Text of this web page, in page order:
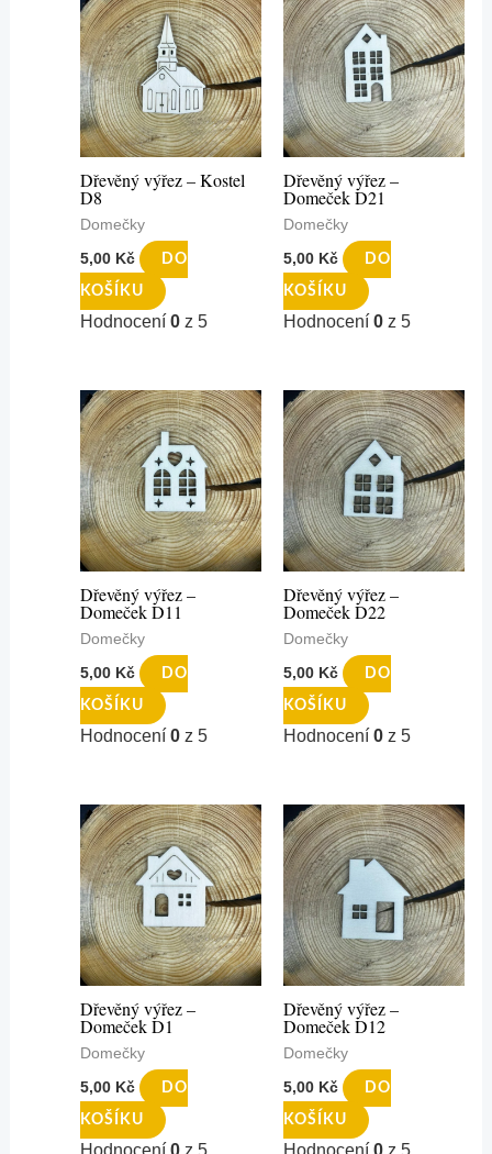
Dřevěný výřez – Kostel
D8
Domečky
5,00 Kč DO
KOŠÍKU
Hodnocení 0z 5
Dřevěný výřez –
Domeček D21
Domečky
5,00 Kč DO
KOŠÍKU
Hodnocení 0 z 5
Dřevěný výřez –
Domeček D11
Domečky
5,00 Kč DO
KOŠÍKU
Hodnocení 0z 5
Dřevěný výřez –
Domeček D22
Domečky
5,00 Kč DO
KOŠÍKU
Hodnocení 0 z 5
Dřevěný výřez –
Domeček D1
Domečky
5,00 Kč DO
KOŠÍKU
Hodnocení 0z 5
Dřevěný výřez –
Domeček D12
Domečky
5,00 Kč DO
KOŠÍKU
Hodnocení 0 z 5